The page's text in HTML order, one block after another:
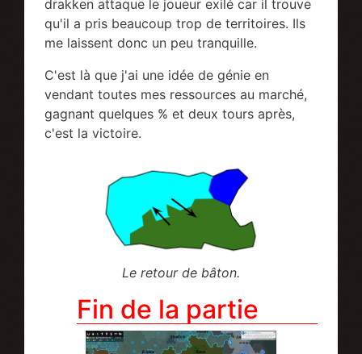
drakken attaque le joueur exilé car il trouve
qu'il a pris beaucoup trop de territoires. Ils
me laissent donc un peu tranquille.
C'est là que j'ai une idée de génie en
vendant toutes mes ressources au marché,
gagnant quelques % et deux tours après,
c'est la victoire.
Le retour de bâton.
Fin de la partie